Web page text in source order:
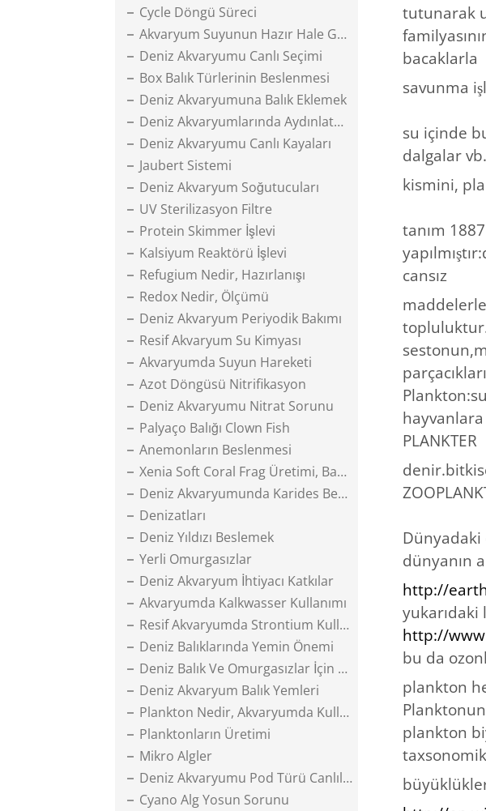
Cycle Döngü Süreci
Akvaryum Suyunun Hazır Hale Gelmesi
Deniz Akvaryumu Canlı Seçimi
Box Balık Türlerinin Beslenmesi
Deniz Akvaryumuna Balık Eklemek
Deniz Akvaryumlarında Aydınlatma
Deniz Akvaryumu Canlı Kayaları
Jaubert Sistemi
Deniz Akvaryum Soğutucuları
UV Sterilizasyon Filtre
Protein Skimmer İşlevi
Kalsiyum Reaktörü İşlevi
Refugium Nedir, Hazırlanışı
Redox Nedir, Ölçümü
Deniz Akvaryum Periyodik Bakımı
Resif Akvaryum Su Kimyası
Akvaryumda Suyun Hareketi
Azot Döngüsü Nitrifikasyon
Deniz Akvaryumu Nitrat Sorunu
Palyaço Balığı Clown Fish
Anemonların Beslenmesi
Xenia Soft Coral Frag Üretimi, Bakımı
Deniz Akvaryumunda Karides Beslemek
Denizatları
Deniz Yıldızı Beslemek
Yerli Omurgasızlar
Deniz Akvaryum İhtiyacı Katkılar
Akvaryumda Kalkwasser Kullanımı
Resif Akvaryumda Strontium Kullanımı
Deniz Balıklarında Yemin Önemi
Deniz Balık Ve Omurgasızlar İçin Yem Yapımı
Deniz Akvaryum Balık Yemleri
Plankton Nedir, Akvaryumda Kullanımı
Planktonların Üretimi
Mikro Algler
Deniz Akvaryumu Pod Türü Canlılar
Cyano Alg Yosun Sorunu
tutunarak
bacaklarla
savunma
su içinde
dalgalar
kismini,
tanım
cansız
PLANKTER
Dünyadaki
dünyanın
http://
http://
bu da
plankton
plankton